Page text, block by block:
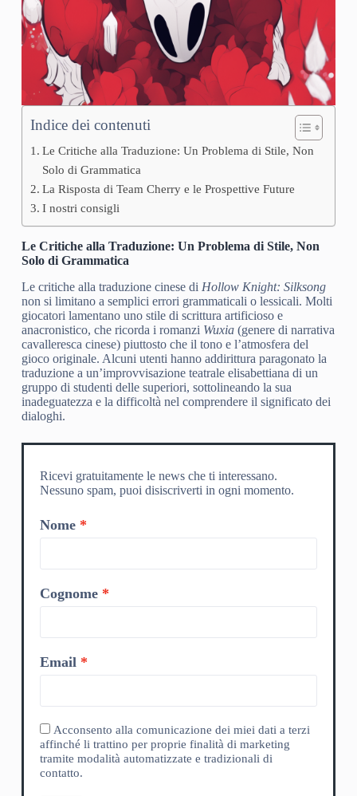
Indice dei contenuti
Le Critiche alla Traduzione: Un Problema di Stile, Non
Solo di Grammatica
La Risposta di Team Cherry e le Prospettive Future
I nostri consigli
Le Critiche alla Traduzione: Un Problema di Stile, Non
Solo di Grammatica
Le critiche alla traduzione cinese di Hollow Knight: Silksong
non si limitano a semplici errori grammaticali o lessicali. Molti
giocatori lamentano uno stile di scrittura artificioso e
anacronistico, che ricorda i romanzi Wuxia(genere di narrativa
cavalleresca cinese) piuttosto che il tono e l’atmosfera del
gioco originale. Alcuni utenti hanno addirittura paragonato la
traduzione a un’improvvisazione teatrale elisabettiana di un
gruppo di studenti delle superiori, sottolineando la sua
inadeguatezza e la difficoltà nel comprendere il significato dei
dialoghi.
Ricevi gratuitamente le news che ti interessano.
Nessuno spam, puoi disiscriverti in ogni momento.
Nome
Cognome
Email
Acconsento alla comunicazione dei miei dati a terzi
affinché li trattino per proprie finalità di marketing
tramite modalità automatizzate e tradizionali di
contatto.